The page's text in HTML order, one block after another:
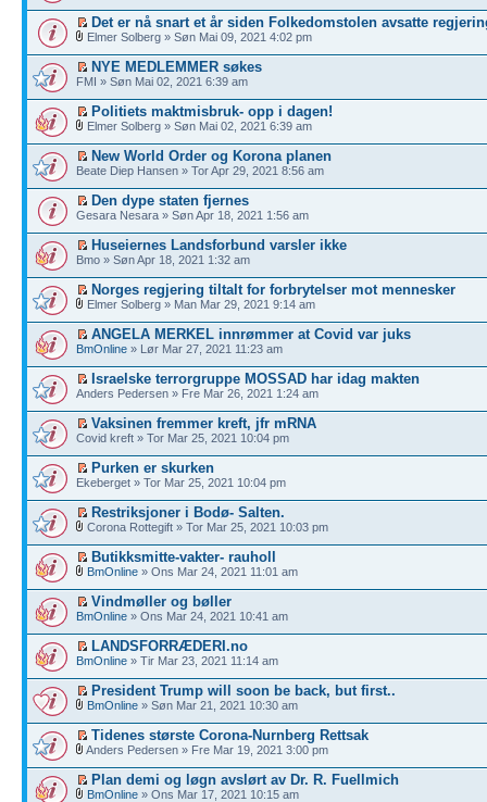
Det er nå snart et år siden Folkedomstolen avsatte
Elmer Solberg » Søn Mai 09, 2021 4:02 pm
NYE MEDLEMMER søkes
FMI » Søn Mai 02, 2021 6:39 am
Politiets maktmisbruk- opp i dagen!
Elmer Solberg » Søn Mai 02, 2021 6:39 am
New World Order og Korona planen
Beate Diep Hansen » Tor Apr 29, 2021 8:56 am
Den dype staten fjernes
Gesara Nesara » Søn Apr 18, 2021 1:56 am
Huseiernes Landsforbund varsler ikke
Bmo » Søn Apr 18, 2021 1:32 am
Norges regjering tiltalt for forbrytelser mot mennesker
Elmer Solberg » Man Mar 29, 2021 9:14 am
ANGELA MERKEL innrømmer at Covid var juks
BmOnline » Lør Mar 27, 2021 11:23 am
Israelske terrorgruppe MOSSAD har idag makten
Anders Pedersen » Fre Mar 26, 2021 1:24 am
Vaksinen fremmer kreft, jfr mRNA
Covid kreft » Tor Mar 25, 2021 10:04 pm
Purken er skurken
Ekeberget » Tor Mar 25, 2021 10:04 pm
Restriksjoner i Bodø- Salten.
Corona Rottegift » Tor Mar 25, 2021 10:03 pm
Butikksmitte-vakter- rauholl
BmOnline » Ons Mar 24, 2021 11:01 am
Vindmøller og bøller
BmOnline » Ons Mar 24, 2021 10:41 am
LANDSFORRÆDERI.no
BmOnline » Tir Mar 23, 2021 11:14 am
President Trump will soon be back, but first..
BmOnline » Søn Mar 21, 2021 10:30 am
Tidenes største Corona-Nurnberg Rettsak
Anders Pedersen » Fre Mar 19, 2021 3:00 pm
Plan demi og løgn avslørt av Dr. R. Fuellmich
BmOnline » Ons Mar 17, 2021 10:15 am